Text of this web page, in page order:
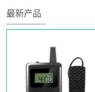
最新产品